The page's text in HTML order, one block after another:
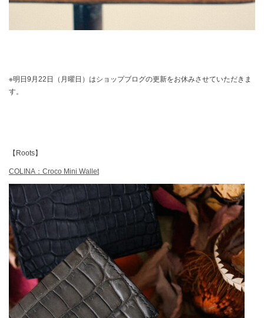
※明日9月22日（月曜日）はショップブログの更新をお休みさせていただきま
す。
【Roots】
COLINA：Croco Mini Wallet